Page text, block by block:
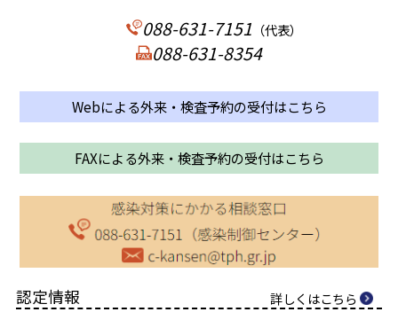
088-631-7151 （代表）
088-631-8354
Webによる外来・検査予約の受付はこちら
FAXによる外来・検査予約の受付はこちら
認定情報 詳しくはこちら